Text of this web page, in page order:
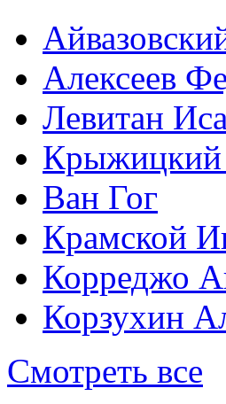
Алексеев
Левитан
Крыжицкий
Ван Гог
Крамской
Корреджо
Корзухин
Смотреть все